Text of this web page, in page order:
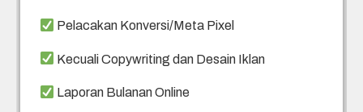
Pelacakan Konversi/Meta Pixel
Kecuali Copywriting dan Desain Iklan
Laporan Bulanan Online